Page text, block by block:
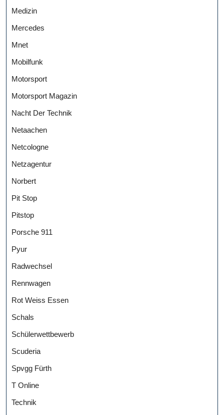
Medizin
Mercedes
Mnet
Mobilfunk
Motorsport
Motorsport Magazin
Nacht Der Technik
Netaachen
Netcologne
Netzagentur
Norbert
Pit Stop
Pitstop
Porsche 911
Pyur
Radwechsel
Rennwagen
Rot Weiss Essen
Schals
Schülerwettbewerb
Scuderia
Spvgg Fürth
T Online
Technik